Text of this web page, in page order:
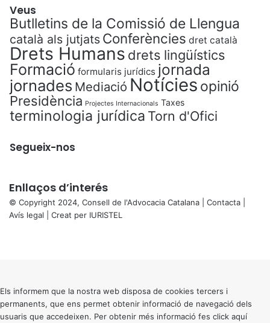
Veus
Butlletins de la Comissió de Llengua
català als jutjats Conferències dret català
Drets Humans drets lingüístics
Formació formularis jurídics jornada
jornades Mediació Notícies opinió
Presidència Projectes Internacionals Taxes
terminologia jurídica Torn d'Ofici
Segueix-nos
Enllaços d’interés
© Copyright 2024, Consell de l'Advocacia Catalana | Contacta
Avís legal | Creat per IURISTEL
button
Els informem que la nostra web disposa de cookies tercers i
permanents, que ens permet obtenir informació de navegació dels
usuaris que accedeixen. Per obtenir més informació fes click aquí